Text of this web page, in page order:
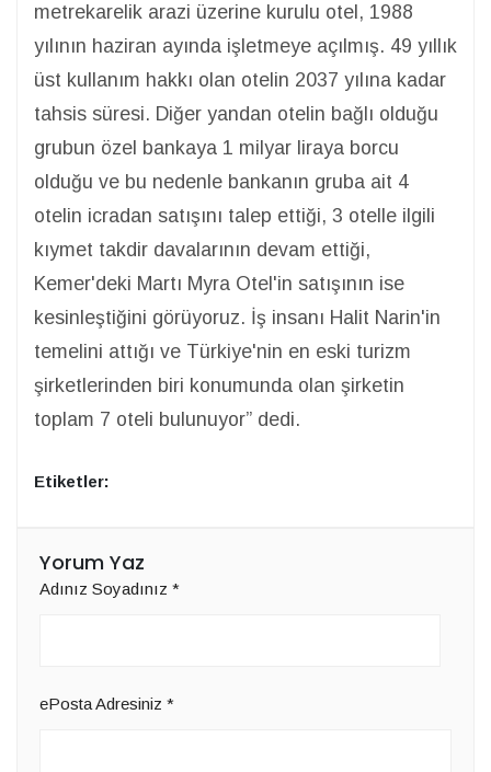
metrekarelik arazi üzerine kurulu otel, 1988
yılının haziran ayında işletmeye açılmış. 49 yıllık
üst kullanım hakkı olan otelin 2037 yılına kadar
tahsis süresi. Diğer yandan otelin bağlı olduğu
grubun özel bankaya 1 milyar liraya borcu
olduğu ve bu nedenle bankanın gruba ait 4
otelin icradan satışını talep ettiği, 3 otelle ilgili
kıymet takdir davalarının devam ettiği,
Kemer'deki Martı Myra Otel'in satışının ise
kesinleştiğini görüyoruz. İş insanı Halit Narin'in
temelini attığı ve Türkiye'nin en eski turizm
şirketlerinden biri konumunda olan şirketin
toplam 7 oteli bulunuyor” dedi.
Etiketler:
Yorum Yaz
Adınız Soyadınız *
ePosta Adresiniz *